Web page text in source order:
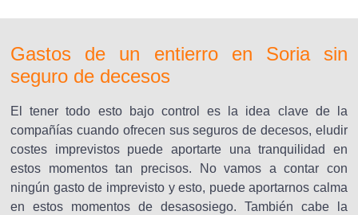
Gastos de un entierro en Soria sin
seguro de decesos
El tener todo esto bajo control es la idea clave de la
compañías cuando ofrecen sus seguros de decesos, eludir
costes imprevistos puede aportarte una tranquilidad en
estos momentos tan precisos. No vamos a contar con
ningún gasto de imprevisto y esto, puede aportarnos calma
en estos momentos de desasosiego. También cabe la